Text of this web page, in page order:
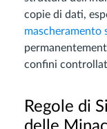
copie di dati,
mascheramento
confini
Regole di